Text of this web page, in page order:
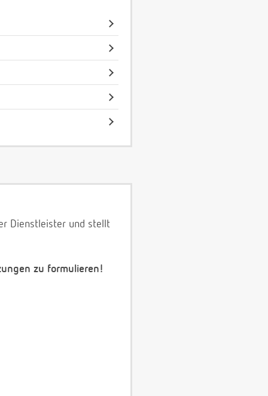
Dienstleister und stellt
zu formulieren!